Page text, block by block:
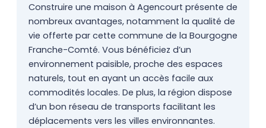
Construire une maison à Agencourt présente de
nombreux avantages, notamment la qualité de
vie offerte par cette commune de la Bourgogne
Franche-Comté. Vous bénéficiez d’un
environnement paisible, proche des espaces
naturels, tout en ayant un accès facile aux
commodités locales. De plus, la région dispose
d’un bon réseau de transports facilitant les
déplacements vers les villes environnantes.